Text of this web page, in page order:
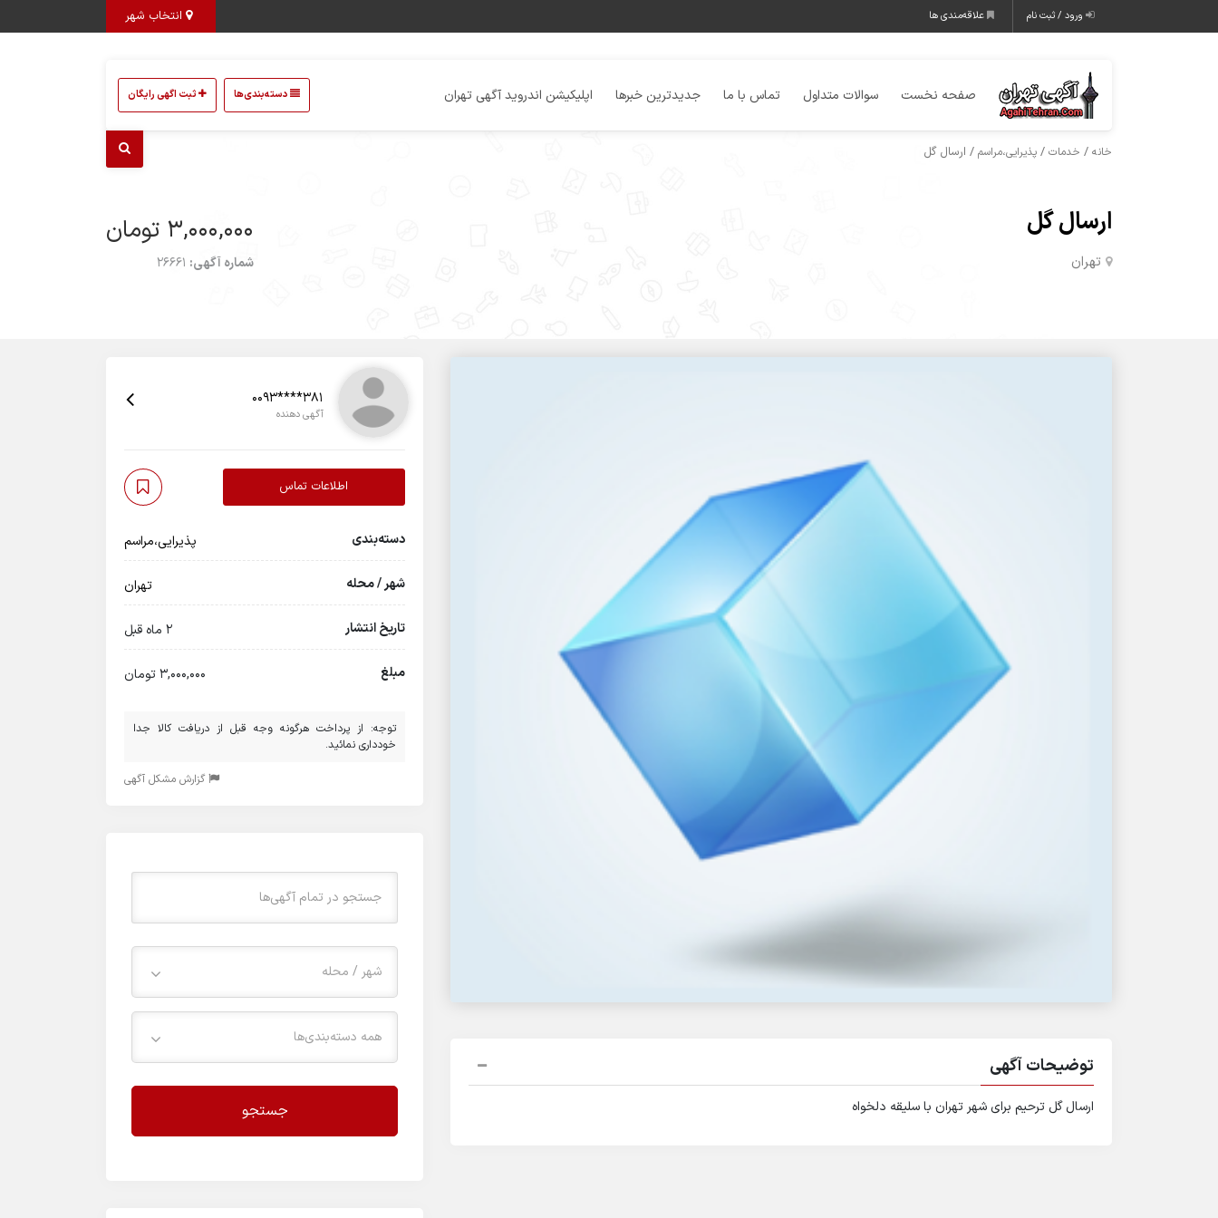
انتخاب شهر ورود / ثبت نام علاقه‌مندی ها
صفحه نخست سوالات متداول تماس با ما جدیدترین خبرها اپلیکیشن اندروید آگهی تهران دسته‌بندی‌ها ثبت اگهی رایگان
خانه / خدمات / پذیرایی،مراسم / ارسال گل
ارسال گل
تهران
3,000,000 تومان
شماره آگهی: 26661
توضیحات آگهی
ارسال گل ترحیم برای شهر تهران با سلیقه دلخواه
0093****381
آگهی دهنده
اطلاعات تماس
دسته‌بندی پذیرایی،مراسم
شهر / محله تهران
تاریخ انتشار 2 ماه قبل
مبلغ 3,000,000 تومان
توجه: از پرداخت هرگونه وجه قبل از دریافت کالا جدا
خودداری نمائید.
گزارش مشکل آگهی
شهر / محله
همه دسته‌بندی‌ها
جستجو